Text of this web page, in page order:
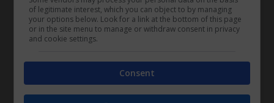
(Fonte: INPS)
assegno
of legitimate interest, which you can object to by managing
your options below. Look for a link at the bottom of this page
or in the site menu to manage or withdraw consent in privacy
and cookie settings.
Consent